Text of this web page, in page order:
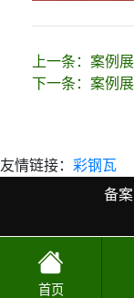
上一条： 案例
下一条： 案例
友情链接： 彩钢瓦
备案
首页